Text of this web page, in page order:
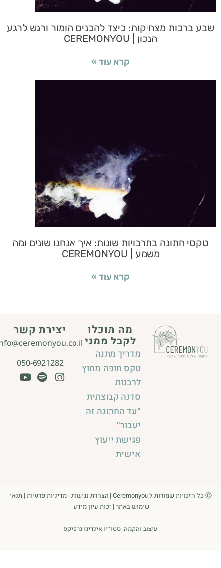
שבע ברכות מצחיקות: כיצד להכניס הומור ורגש לרגע
הנכון | CEREMONYOU
קרא עוד »
טקסי חתונה בתרבויות שונות: איך אנחנו שונים ומה
משמע | CEREMONYOU
קרא עוד »
מה תוכלו
לקבל ממני
מדריך מתנה
טקס חופה מחוץ
לרבנות
סדנה קבוצתית
״עד החתונה זה
יעבור״
פגישת ייעוץ
אישית
יצירת קשר
info@ceremonyou.co.il
050-6921282
Ⓒ כל הזכויות שמורות ל Ceremonyou | הצהרת נגישות|מדיניות פרטיות|תנאי
שימוש באתר|זכות עיון מידע
עיצוב והקמה:סטודיו אינדיגו גרפיקס